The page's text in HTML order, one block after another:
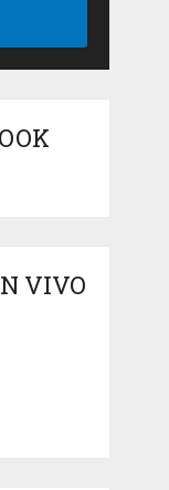
VIVO